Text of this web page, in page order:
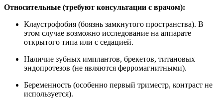
Относительные (требуют консультации с врачом):
Клаустрофобия (боязнь замкнутого пространства). В
этом случае возможно исследование на аппарате
открытого типа или с седацией.
Наличие зубных имплантов, брекетов, титановых
эндопротезов (не являются ферромагнитными).
Беременность (особенно первый триместр, контраст не
используется).